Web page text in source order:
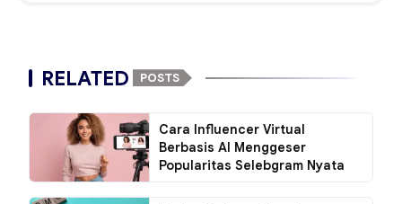
RELATED POSTS
Cara Influencer Virtual
Berbasis AI Menggeser
Popularitas Selebgram Nyata